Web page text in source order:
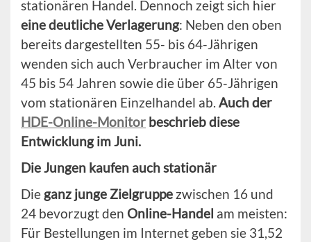
stationären Handel. Dennoch zeigt sich hier
eine deutliche Verlagerung: Neben den oben
bereits dargestellten 55- bis 64-Jährigen
wenden sich auch Verbraucher im Alter von
45 bis 54 Jahren sowie die über 65-Jährigen
vom stationären Einzelhandel ab. Auch der
HDE-Online-Monitor beschrieb diese
Entwicklung im Juni.
Die Jungen kaufen auch stationär
Dieganz junge Zielgruppe zwischen 16 und
24 bevorzugt den Online-Handel am meisten:
Für Bestellungen im Internet geben sie 31,52